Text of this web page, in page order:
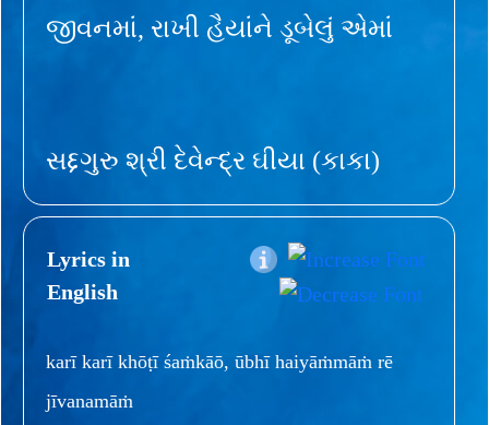
જીવનમાં, રાખી હૈયાંને ડૂબેલું એમાં
સદ્દગુરુ શ્રી દેવેન્દ્ર ઘીયા (કાકા)
Lyrics in
English
karī karī khōṭī śaṁkāō, ūbhī haiyāṁmāṁ rē
jīvanamāṁ